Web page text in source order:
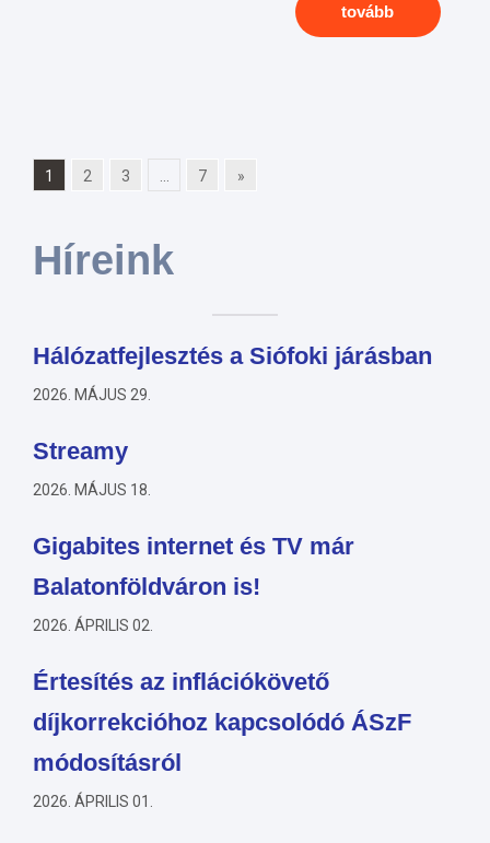
tovább
1 2 3 7 »
Híreink
Hálózatfejlesztés a Siófoki járásban
2026. MÁJUS 29.
Streamy
2026. MÁJUS 18.
Gigabites internet és TV már
Balatonföldváron is!
2026. ÁPRILIS 02.
Értesítés az inflációkövető
díjkorrekcióhoz kapcsolódó ÁSzF
módosításról
2026. ÁPRILIS 01.